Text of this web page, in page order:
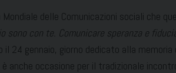
delle Comunicazioni sociali che
sono con te. Comunicare speranza e
24 gennaio, giorno dedicato alla memoria
anche occasione per il tradizionale